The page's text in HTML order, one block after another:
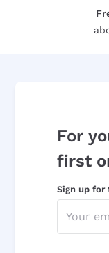
For
first
Sign up